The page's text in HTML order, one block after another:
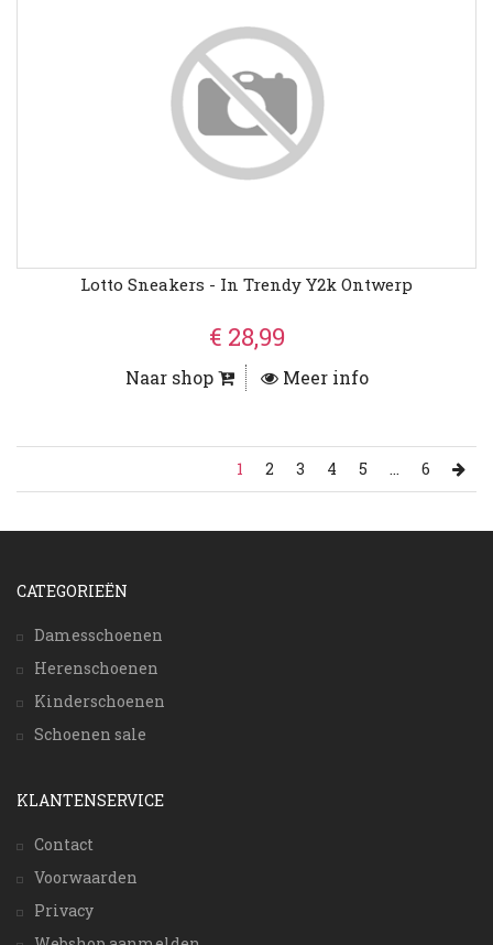
Lotto Sneakers - In Trendy Y2k Ontwerp
€ 28,99
Naar shop Meer info
1 2 3 4 5 ... 6
CATEGORIEËN
Damesschoenen
Herenschoenen
Kinderschoenen
Schoenen sale
KLANTENSERVICE
Contact
Voorwaarden
Privacy